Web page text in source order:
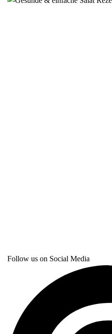
Follow us on Social Media